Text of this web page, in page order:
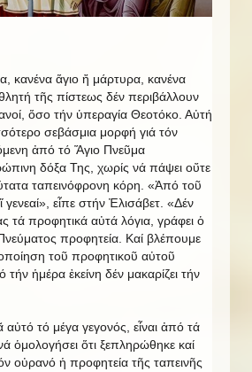
κανένα ἅγιο ἤ μάρτυρα, κανένα
τῆς πίστεως δέν περιβάλλουν
ὅσο τήν ὑπεραγία Θεοτόκο. Αὐτή
σεβάσμια μορφή γιά τόν
ἀπό τό Ἅγιο Πνεῦμα
δόξα Της, χωρίς νά πάψει οὔτε
ταπεινόφρονη κόρη. «Ἀπό τοῦ
εἶπε στήν Ἐλισάβετ. «Δέν
τά προφητικά αὐτά λόγια, γράφει ὁ
προφητεία. Καί βλέπουμε
τοῦ προφητικοῦ αὐτοῦ
ἡμέρα ἐκείνη δέν μακαρίζει τήν
αὐτό τό μέγα γεγονός, εἶναι ἀπό τά
ὁμολογήσει ὅτι ξεπληρώθηκε καί
οὐρανό ἡ προφητεία τῆς ταπεινῆς